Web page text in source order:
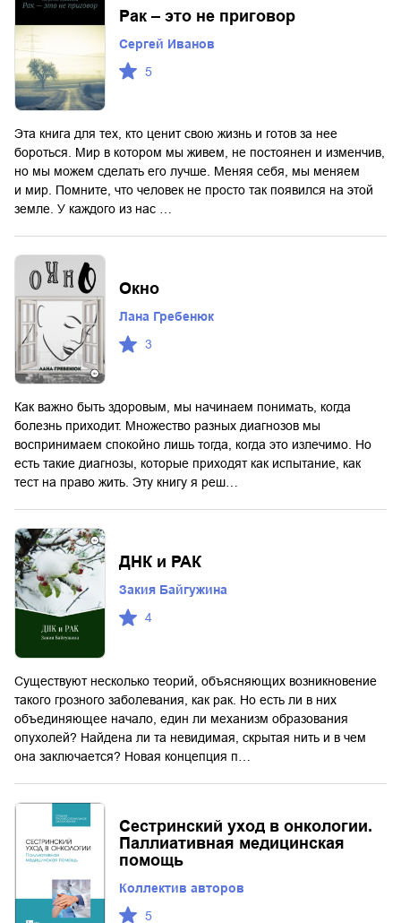
Рак – это не приговор
Сергей Иванов
5
Эта книга для тех, кто ценит свою жизнь и готов за нее
бороться. Мир в котором мы живем, не постоянен и изменчив,
но мы можем сделать его лучше. Меняя себя, мы меняем
и мир. Помните, что человек не просто так появился на этой
земле. У каждого из нас …
Окно
Лана Гребенюк
3
Как важно быть здоровым, мы начинаем понимать, когда
болезнь приходит. Множество разных диагнозов мы
воспринимаем спокойно лишь тогда, когда это излечимо. Но
есть такие диагнозы, которые приходят как испытание, как
тест на право жить. Эту книгу я реш…
ДНК и РАК
Закия Байгужина
4
Существуют несколько теорий, объясняющих возникновение
такого грозного заболевания, как рак. Но есть ли в них
объединяющее начало, един ли механизм образования
опухолей? Найдена ли та невидимая, скрытая нить и в чем
она заключается? Новая концепция п…
Сестринский уход в онкологии.
Паллиативная медицинская
помощь
Коллектив авторов
5